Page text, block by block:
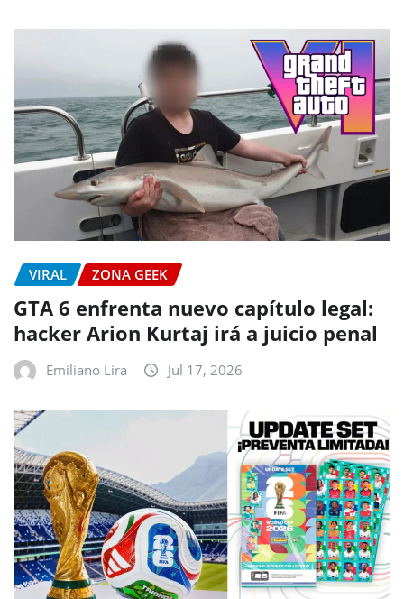
VIRAL ZONA GEEK
GTA 6 enfrenta nuevo capítulo legal:
hacker Arion Kurtaj irá a juicio penal
Emiliano Lira Jul 17, 2026